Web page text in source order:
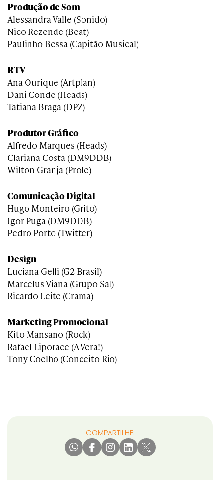
Produção de Som
Alessandra Valle (Sonido)
Nico Rezende (Beat)
Paulinho Bessa (Capitão Musical)
RTV
Ana Ourique (Artplan)
Dani Conde (Heads)
Tatiana Braga (DPZ)
Produtor Gráfico
Alfredo Marques (Heads)
Clariana Costa (DM9DDB)
Wilton Granja (Prole)
Comunicação Digital
Hugo Monteiro (Grito)
Igor Puga (DM9DDB)
Pedro Porto (Twitter)
Design
Luciana Gelli (G2 Brasil)
Marcelus Viana (Grupo Sal)
Ricardo Leite (Crama)
Marketing Promocional
Kito Mansano (Rock)
Rafael Liporace (A Vera!)
Tony Coelho (Conceito Rio)
COMPARTILHE: